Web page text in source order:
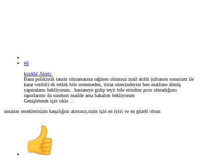
#6
kssdda' Alıntı:
Bana polikistik tanım olmamasına rağmen olumsuz mail atıldı (ultrason sonucum ile
karar verildi) ek tetkik bile istenmeden, itiraz sürecindeyim ben mailime dönüş
yapmalarnı bekliyorum.. hastaneye gidip teyit bile ettirdim pcos olmadığımı
raporlarımı da sundum mailde ama bakalım bekliyorum
Genişletmek için tıkla ...
umarim emeklerinizin karşılığını alırsınız,sizin için en iyisi ve en güzeli olsun